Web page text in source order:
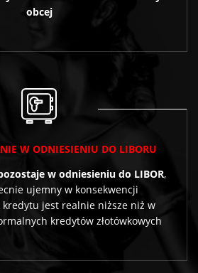
obcej
W ODNIESIENIU DO LIBORU
w odniesieniu do LIBOR,
ujemny w konsekwencji
jest realnie niższe niż w
kredytów złotówkowych